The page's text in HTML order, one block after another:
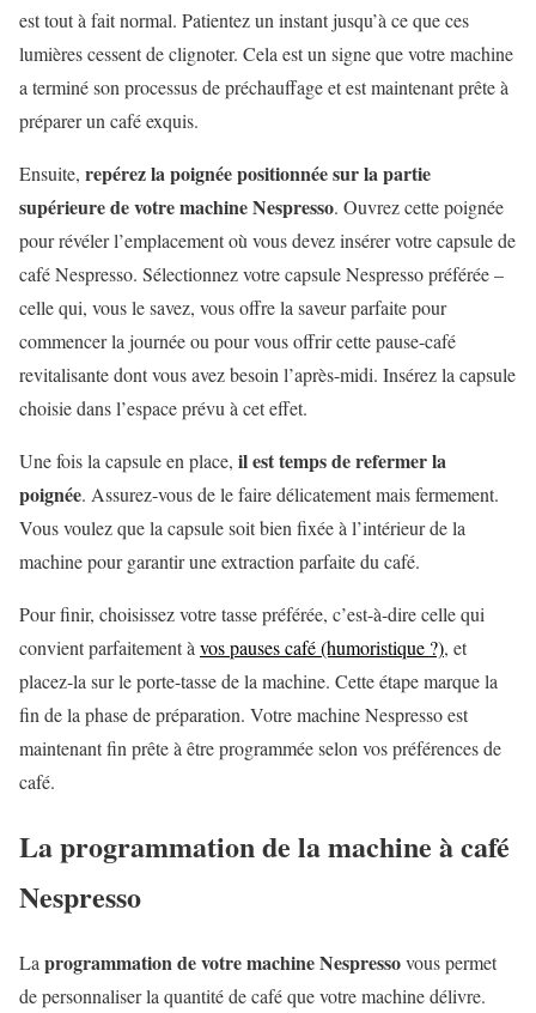
est tout à fait normal. Patientez un instant jusqu’à ce que ces
lumières cessent de clignoter. Cela est un signe que votre machine
a terminé son processus de préchauffage et est maintenant prête à
préparer un café exquis.
Ensuite, repérez la poignée positionnée sur la partie
supérieure de votre machine Nespresso. Ouvrez cette poignée
pour révéler l’emplacement où vous devez insérer votre capsule de
café Nespresso. Sélectionnez votre capsule Nespresso préférée –
celle qui, vous le savez, vous offre la saveur parfaite pour
commencer la journée ou pour vous offrir cette pause-café
revitalisante dont vous avez besoin l’après-midi. Insérez la capsule
choisie dans l’espace prévu à cet effet.
Une fois la capsule en place, il est temps de refermer la
poignée. Assurez-vous de le faire délicatement mais fermement.
Vous voulez que la capsule soit bien fixée à l’intérieur de la
machine pour garantir une extraction parfaite du café.
Pour finir, choisissez votre tasse préférée, c’est-à-dire celle qui
convient parfaitement à vos pauses café (humoristique ?), et
placez-la sur le porte-tasse de la machine. Cette étape marque la
fin de la phase de préparation. Votre machine Nespresso est
maintenant fin prête à être programmée selon vos préférences de
café.
La programmation de la machine à café
Nespresso
Laprogrammation de votre machine Nespressovous permet
de personnaliser la quantité de café que votre machine délivre.